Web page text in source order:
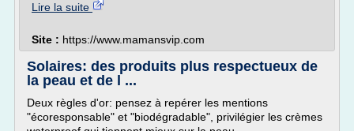
Lire la suite
Site : https://www.mamansvip.com
Solaires: des produits plus respectueux de
la peau et de l ...
Deux règles d'or: pensez à repérer les mentions
"écoresponsable" et "biodégradable", privilégier les crèmes